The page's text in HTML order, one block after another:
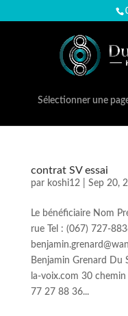
Sélectionner une
contrat SV essai
par koshi12| Sep 20,
Le bénéficiaire Nom
rue Tel : (067) 727-
Benjamin Grenard Du
la-voix.com 30
77 27 88 36...